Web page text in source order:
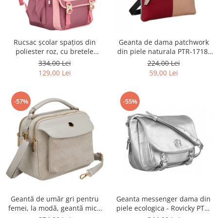
Rucsac școlar spațios din
poliester roz, cu bretele
reglabile - Peterson PTR-PTN
8610-1327 PINK
334,00 Lei
129,00 Lei
Geanta de dama patchwork
din piele naturala PTR-1718-
SKL-6922 MULTI
224,00 Lei
59,00 Lei
-57%
Geantă de umăr gri pentru
femei, la modă, geantă mică
-55%
Geanta messenger dama din
piele ecologica - Rovicky PTR-